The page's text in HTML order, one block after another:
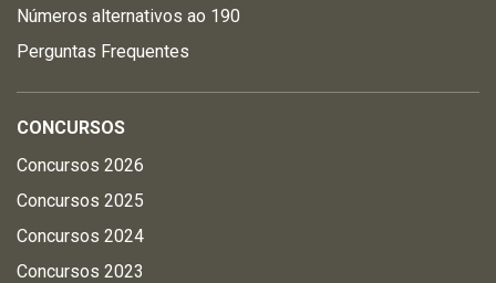
Números alternativos ao 190
Perguntas Frequentes
CONCURSOS
Concursos 2026
Concursos 2025
Concursos 2024
Concursos 2023